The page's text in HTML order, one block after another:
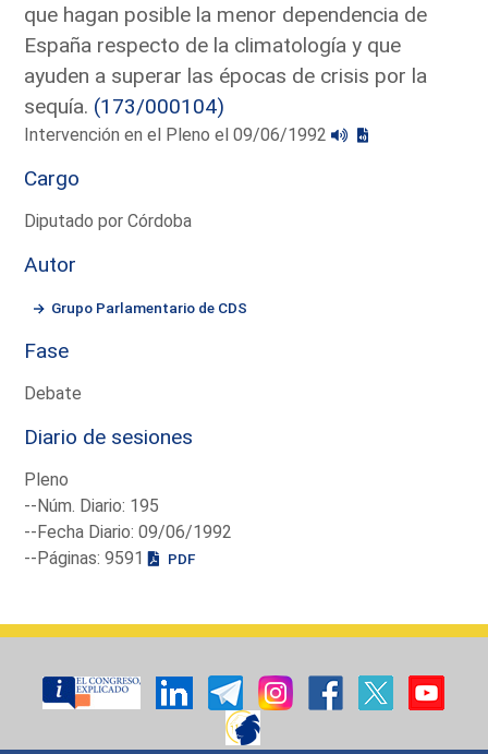
que hagan posible la menor dependencia de
España respecto de la climatología y que
ayuden a superar las épocas de crisis por la
sequía. (173/000104)
Intervención en el Pleno el 09/06/1992
Cargo
Diputado por Córdoba
Autor
Grupo Parlamentario de CDS
Fase
Debate
Diario de sesiones
Pleno
--Núm. Diario: 195
--Fecha Diario: 09/06/1992
--Páginas: 9591
PDF